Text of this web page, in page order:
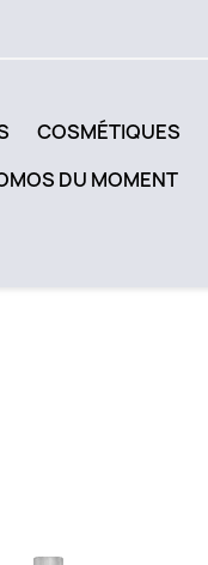
COSMÉTIQUES
DU MOMENT